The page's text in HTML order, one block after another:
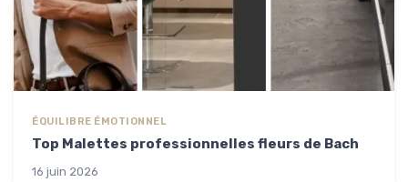
ÉQUILIBRE ÉMOTIONNEL
Top Malettes professionnelles fleurs de Bach
16 juin 2026